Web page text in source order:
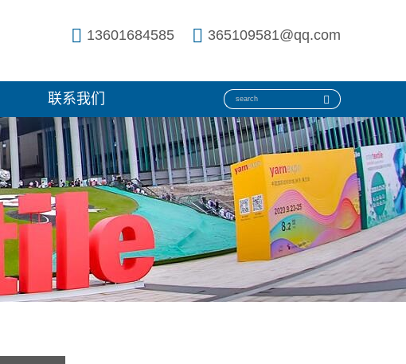
365109581@qq.com
13601684585
联系我们